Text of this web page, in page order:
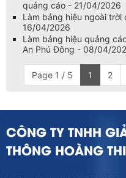
quảng cáo - 21/04/2026
Làm bảng hiệu ngoài
16/04/2026
Làm bảng hiệu quảng
An Phú Đông - 08/04/
Page 1 / 5 1 2
CÔNG TY TNHH
THÔNG HOÀNG